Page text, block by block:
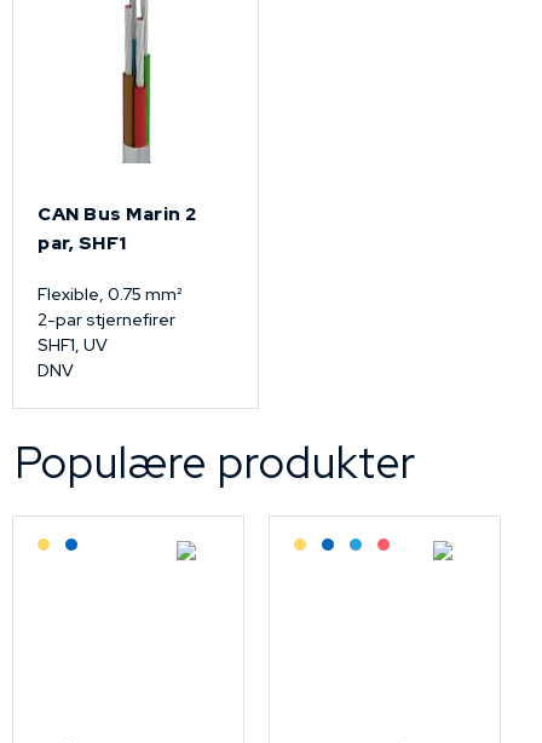
CAN Bus Marin 2
par, SHF1
Flexible, 0.75 mm²
2-par stjernefirer
SHF1, UV
DNV
Populære produkter
Lagerført: Grossist
Lagerført: NEK Kabel Lagerført: Grossist
Lagerført: NEK Kabel
Bestilling: 2-3 uker
På forespørsel